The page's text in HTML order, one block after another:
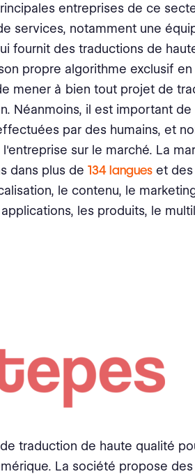
entreprises de ce
services, notamment une
fournit des traductions de
propre algorithme exclusif en
mener à bien tout projet de
Néanmoins, il est important de
par des humains, et
sur le marché. La
dans plus de 134 langues et
le contenu, le
les produits, le
traduction de haute qualité
La société propose